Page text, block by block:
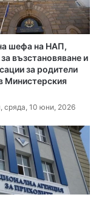
шефа на НАП,
възстановяване и
за родители
Министерския
сряда, 10 юни, 2026